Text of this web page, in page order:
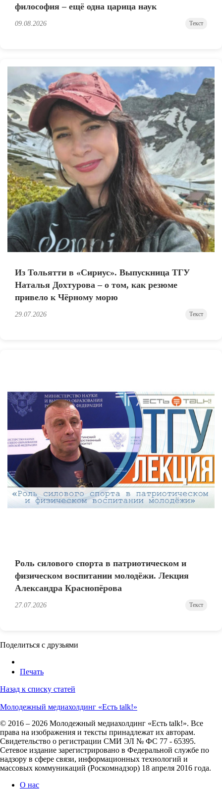
философия – ещё одна царица наук
09.08.2026 Текст
Из Тольятти в «Сириус». Выпускница ТГУ
Наталья Дохтурова – о том, как резюме
привело к Чёрному морю
29.07.2026 Текст
Роль силового спорта в патриотическом и
физическом воспитании молодёжи. Лекция
Александра Краснопёрова
27.07.2026 Текст
Поделиться с друзьями
Печать
Назад к списку статей
Молодежный медиахолдинг «Есть talk!»
© 2016 – 2026 Молодежный медиахолдинг «Есть talk!». Все
права на изображения и тексты принадлежат их авторам.
Свидетельство о регистрации СМИ ЭЛ № ФС 77 - 65395.
Сетевое издание зарегистрировано в Федеральной службе по
надзору в сфере связи, информационных технологий и
массовых коммуникаций (Роскомнадзор) 18 апреля 2016 года.
О нас